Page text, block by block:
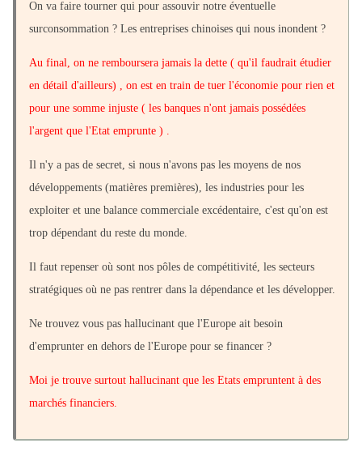
On va faire tourner qui pour assouvir notre éventuelle
surconsommation ? Les entreprises chinoises qui nous inondent ?
Au final, on ne remboursera jamais la dette ( qu'il faudrait étudier
en détail d'ailleurs) , on est en train de tuer l'économie pour rien et
pour une somme injuste ( les banques n'ont jamais possédées
l'argent que l'Etat emprunte ) .
Il n'y a pas de secret, si nous n'avons pas les moyens de nos
développements (matières premières), les industries pour les
exploiter et une balance commerciale excédentaire, c'est qu'on est
trop dépendant du reste du monde.
Il faut repenser où sont nos pôles de compétitivité, les secteurs
stratégiques où ne pas rentrer dans la dépendance et les développer.
Ne trouvez vous pas hallucinant que l'Europe ait besoin
d'emprunter en dehors de l'Europe pour se financer ?
Moi je trouve surtout hallucinant que les Etats empruntent à des
marchés financiers.